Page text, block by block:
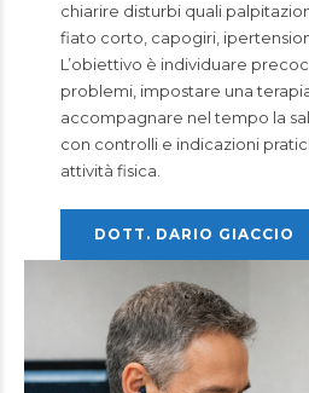
chiarire disturbi quali
fiato corto, capogiri,
L’obiettivo è individuare
problemi, impostare una
accompagnare nel tempo la
con controlli e indicazioni
attività fisica.
DOTT. DARIO GIACCIO